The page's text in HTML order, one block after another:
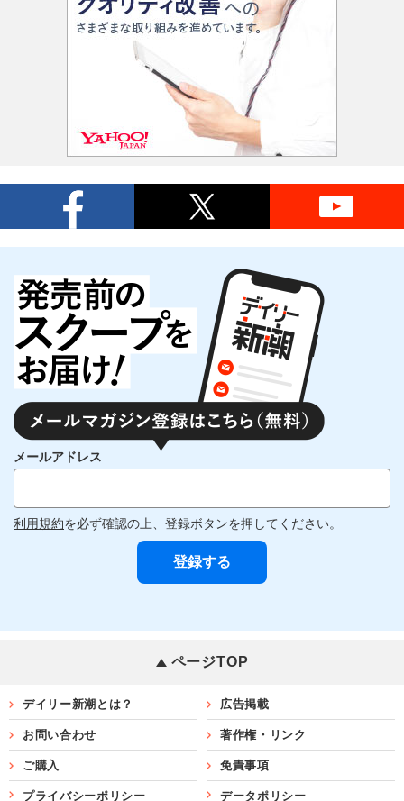
メールアドレス
利用規約を必ず確認の上、登録ボタンを押してください。
ページTOP
デイリー新潮とは？ 広告掲載
お問い合わせ 著作権・リンク
ご購入 免責事項
プライバシーポリシー データポリシー